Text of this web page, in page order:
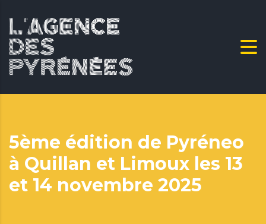
5ème édition de Pyréneo
à Quillan et Limoux les 13
et 14 novembre 2025